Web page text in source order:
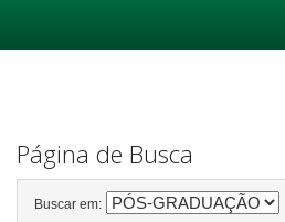
Página de Busca
Buscar em: